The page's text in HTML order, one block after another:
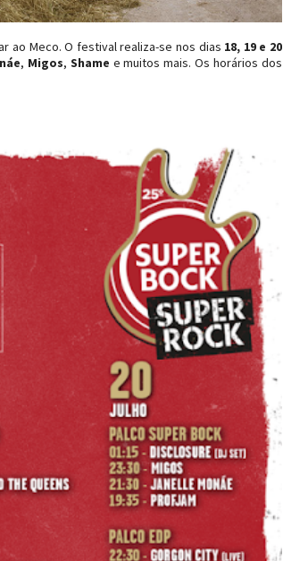
ao Meco. O festival realiza-se nos dias 18, 19 e 20
, Migos, Shame e muitos mais. Os horários dos